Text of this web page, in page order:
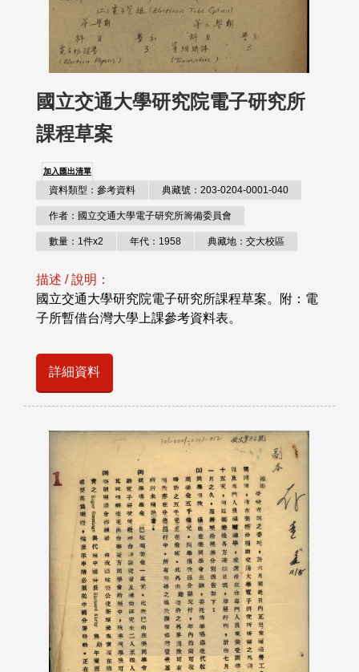
國立交通大學研究院電子研究所
課程草案
加入匯出清單
資料類型：參考資料 典藏號：203-0204-0001-040
作者：國立交通大學電子研究所籌備委員會
數量：1件x2 年代：1958 典藏地：交大校區
描述 / 說明：
國立交通大學研究院電子研究所課程草案。附：電
子所暫借台灣大學上課參考資料表。
詳細資料